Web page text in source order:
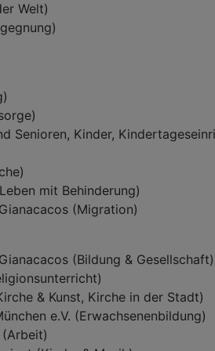
Welt)
Senioren, Kinder,
mit Behinderung)
(Migration)
(Bildung & Gesellschaft)
& Kunst, Kirche in der Stadt)
e.V. (Erwachsenenbildung)